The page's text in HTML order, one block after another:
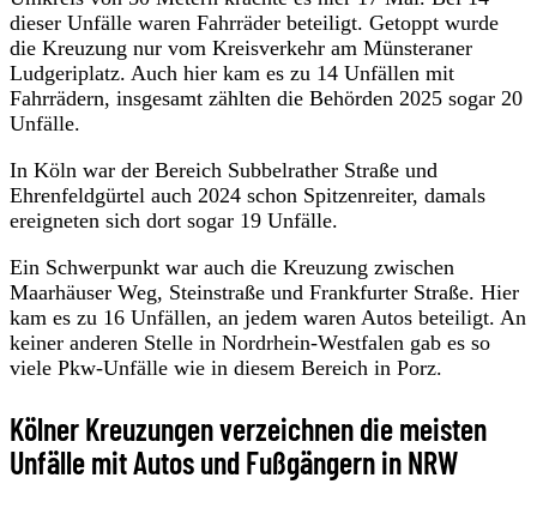
dieser Unfälle waren Fahrräder beteiligt. Getoppt wurde
die Kreuzung nur vom Kreisverkehr am Münsteraner
Ludgeriplatz. Auch hier kam es zu 14 Unfällen mit
Fahrrädern, insgesamt zählten die Behörden 2025 sogar 20
Unfälle.
In Köln war der Bereich Subbelrather Straße und
Ehrenfeldgürtel auch 2024 schon Spitzenreiter, damals
ereigneten sich dort sogar 19 Unfälle.
Ein Schwerpunkt war auch die Kreuzung zwischen
Maarhäuser Weg, Steinstraße und Frankfurter Straße. Hier
kam es zu 16 Unfällen, an jedem waren Autos beteiligt. An
keiner anderen Stelle in Nordrhein-Westfalen gab es so
viele Pkw-Unfälle wie in diesem Bereich in Porz.
Kölner Kreuzungen verzeichnen die meisten
Unfälle mit Autos und Fußgängern in NRW